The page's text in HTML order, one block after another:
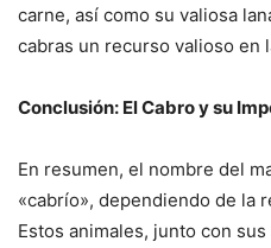
carne, así como su valiosa
cabras un recurso valioso en
Conclusión: El Cabro y su
En resumen, el nombre del
«cabrío», dependiendo de la
Estos animales, junto con